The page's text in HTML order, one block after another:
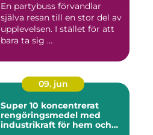
En partybuss förvandlar
själva resan till en stor del av
upplevelsen. I stället för att
bara ta sig ...
09. jun
Super 10 koncentrerat
rengöringsmedel med
industrikraft för hem och